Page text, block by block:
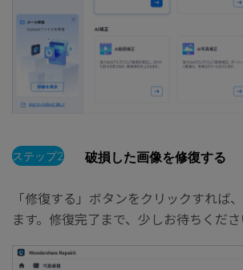
ステップ2 破損した画像を修復する
「修復する」ボタンをクリックすれば
ます。修復完了まで、少しお待ちくださ